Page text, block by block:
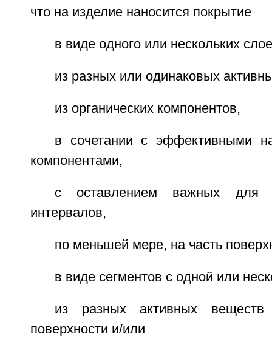
что на изделие наносится покрытие
в виде одного или нескольких
из разных или одинаковых
из органических компонентов,
в сочетании с эффективными
компонентами,
с оставлением важных для
интервалов,
по меньшей мере, на часть
в виде сегментов с одной или
из разных активных
поверхности и/или